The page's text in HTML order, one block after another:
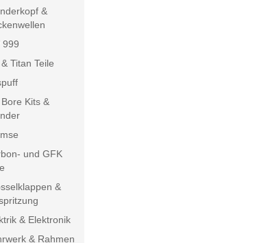
&
999
Titan Teile
Bore Kits &
und GFK
&
& Elektronik
& Rahmen